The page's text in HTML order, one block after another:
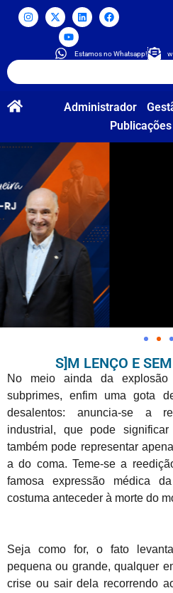
Estamos no Whatsapp!
Administrador
Publicações
S]M LENÇO E
No meio ainda da
subprimes, enfim uma gota
desalentos: anuncia-se a
industrial, que pode
também pode representar
a do coma. Teme-se a
famosa expressão médica
costuma anteceder à morte do
Seja como for, o fato
pequena ou grande, qualquer
crise ou sair dela recorrendo